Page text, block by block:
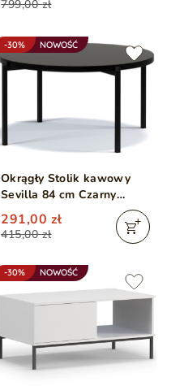
799,00 zł
-30% NOWOŚĆ
Okrągły Stolik kawowy
Sevilla 84 cm Czarny
połysk
415,00 zł
291,00 zł
-30% NOWOŚĆ